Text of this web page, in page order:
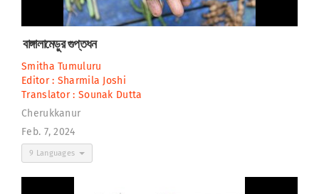
বাঙ্গালামেড়ুর গুপ্তধন
Smitha Tumuluru
Editor : Sharmila Joshi
Translator : Sounak Dutta
Cherukkanur
Feb. 7, 2024
9 Languages